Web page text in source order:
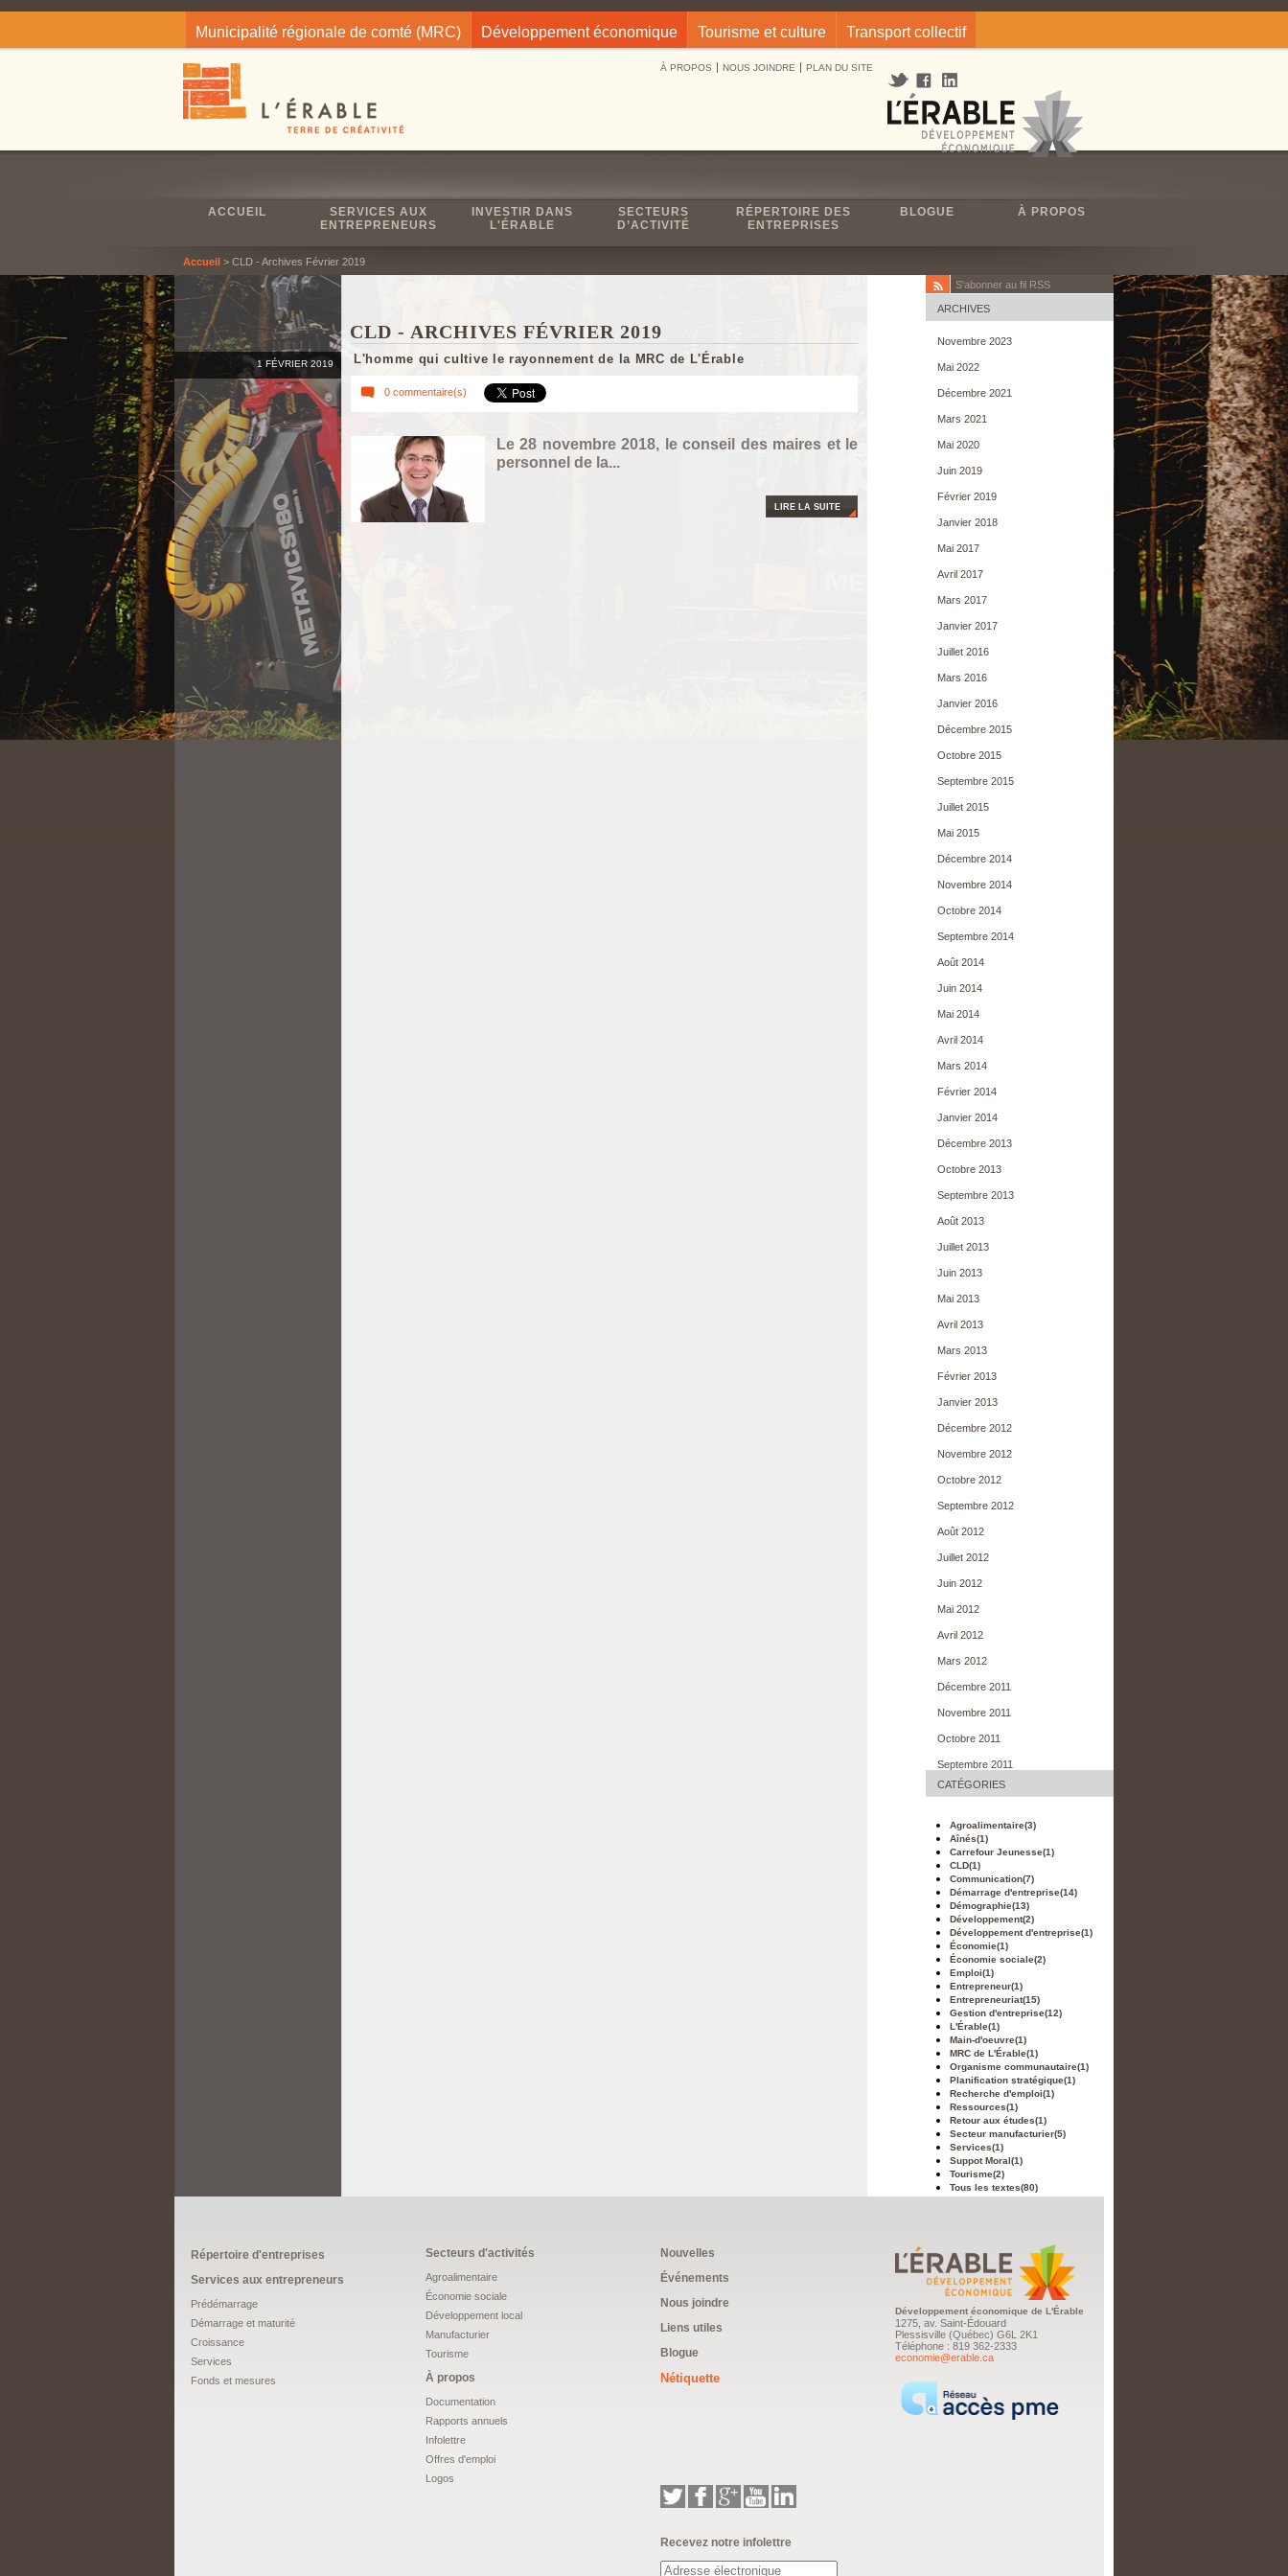
Municipalité régionale de comté (MRC) Développement économique Tourisme et culture Transport collectif
À PROPOS NOUS JOINDRE PLAN DU SITE
ACCUEIL
SERVICES AUX
ENTREPRENEURS
INVESTIR DANS
L'ÉRABLE
SECTEURS
D’ACTIVITÉ
RÉPERTOIRE DES
ENTREPRISES
BLOGUE À PROPOS
Accueil> CLD - Archives Février 2019
CLD - ARCHIVES FÉVRIER 2019
1 FÉVRIER 2019 L'homme qui cultive le rayonnement de la MRC de L'Érable
0 commentaire(s)
Le 28 novembre 2018, le conseil des maires et le
personnel de la...
LIRE LA SUITE
S'abonner au fil RSS
ARCHIVES
Novembre 2023
Mai 2022
Décembre 2021
Mars 2021
Mai 2020
Juin 2019
Février 2019
Janvier 2018
Mai 2017
Avril 2017
Mars 2017
Janvier 2017
Juillet 2016
Mars 2016
Janvier 2016
Décembre 2015
Octobre 2015
Septembre 2015
Juillet 2015
Mai 2015
Décembre 2014
Novembre 2014
Octobre 2014
Septembre 2014
Août 2014
Juin 2014
Mai 2014
Avril 2014
Mars 2014
Février 2014
Janvier 2014
Décembre 2013
Octobre 2013
Septembre 2013
Août 2013
Juillet 2013
Juin 2013
Mai 2013
Avril 2013
Mars 2013
Février 2013
Janvier 2013
Décembre 2012
Novembre 2012
Octobre 2012
Septembre 2012
Août 2012
Juillet 2012
Juin 2012
Mai 2012
Avril 2012
Mars 2012
Décembre 2011
Novembre 2011
Octobre 2011
Septembre 2011
CATÉGORIES
Agroalimentaire(3)
Aînés(1)
Carrefour Jeunesse(1)
CLD(1)
Communication(7)
Démarrage d'entreprise(14)
Démographie(13)
Développement(2)
Développement d'entreprise(1)
Économie(1)
Économie sociale(2)
Emploi(1)
Entrepreneur(1)
Entrepreneuriat(15)
Gestion d'entreprise(12)
L'Érable(1)
Main-d'oeuvre(1)
MRC de L'Érable(1)
Organisme communautaire(1)
Planification stratégique(1)
Recherche d'emploi(1)
Ressources(1)
Retour aux études(1)
Secteur manufacturier(5)
Services(1)
Suppot Moral(1)
Tourisme(2)
Tous les textes(80)
Répertoire d'entreprises
Services aux entrepreneurs
Prédémarrage
Démarrage et maturité
Croissance
Services
Fonds et mesures
Secteurs d'activités
Agroalimentaire
Économie sociale
Développement local
Manufacturier
Tourisme
À propos
Documentation
Rapports annuels
Infolettre
Offres d'emploi
Logos
Nouvelles
Événements
Nous joindre
Liens utiles
Blogue
Nétiquette
Développement économique de L'Érable
1275, av. Saint-Édouard
Plessisville (Québec) G6L 2K1
Téléphone : 819 362-2333
economie@erable.ca
Recevez notre infolettre